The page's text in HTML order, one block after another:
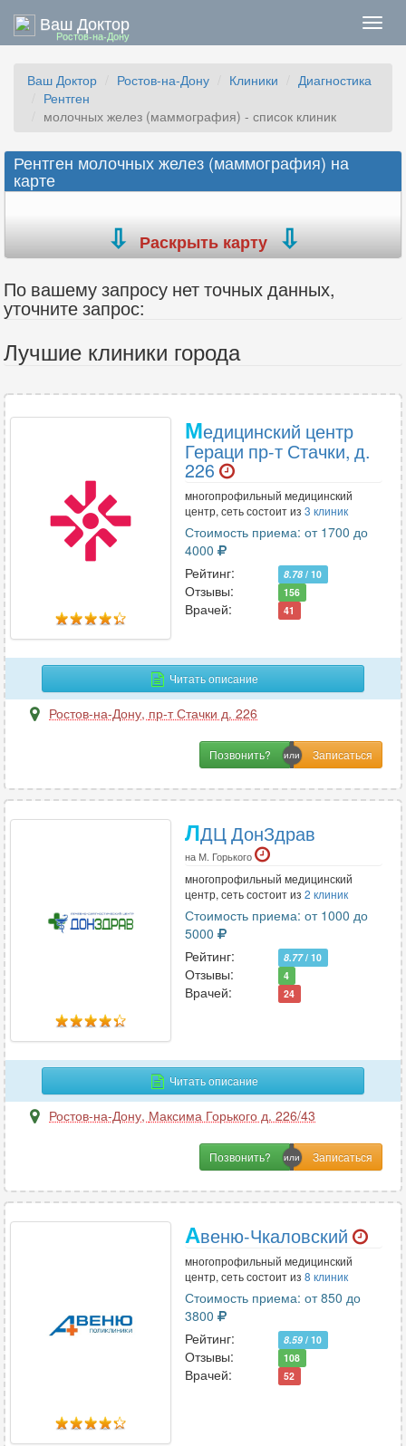
Ваш Доктор
Ростов-на-Дону
Ваш Доктор Ростов-на-Дону Клиники
Диагностика
Рентген
молочных желез (маммография) - список клиник
Рентген молочных желез (маммография) на
карте
Раскрыть карту
По вашему запросу нет точных данных,
уточните запрос:
Лучшие клиники города
Медицинский центр
Гераци пр-т Стачки, д.
226
многопрофильный медицинский
центр, сеть состоит из 3 клиник
Стоимость приема: от 1700 до
4000
Рейтинг:
8.78 / 10
Отзывы: 156
Врачей: 41
Читать описание
Ростов-на-Дону, пр-т Стачки д. 226
Позвонить?
ЛДЦ ДонЗдрав
на М. Горького
многопрофильный медицинский
центр, сеть состоит из 2 клиник
Стоимость приема: от 1000 до
5000
Рейтинг:
8.77/ 10
Отзывы: 4
Врачей: 24
Читать описание
Ростов-на-Дону, Максима Горького д. 226/43
Позвонить?
Авеню-Чкаловский
многопрофильный медицинский
центр, сеть состоит из 8 клиник
Стоимость приема: от 850 до
3800
Рейтинг:
8.59 / 10
Отзывы: 108
Врачей: 52